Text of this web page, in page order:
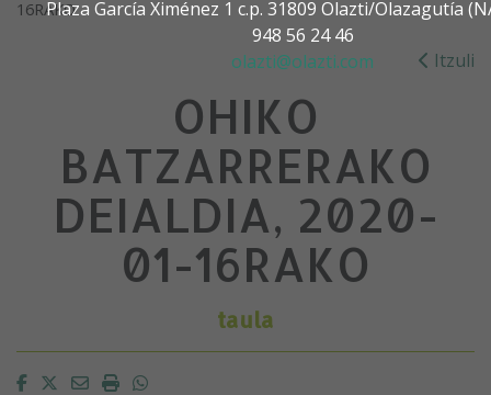
Plaza García Ximénez 1 c.p. 31809 Olazti/Olazagutía
948 56 24 46
olazti@olazti.com
16RAKO
Itzuli
OHIKO
BATZARRERAKO
DEIALDIA, 2020-
01-16RAKO
taula
Facebook
Twitter
EmailImprimirWhatsapp